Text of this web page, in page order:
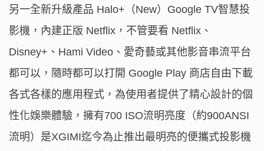
另一全新升級產品 Halo+（New）Google TV智慧投
影機，內建正版 Netflix，不管要看 Netflix、
Disney+、Hami Video、愛奇藝或其他影音串流平台
都可以，隨時都可以打開 Google Play 商店自由下載
各式各樣的應用程式，為使用者提供了精心設計的個
性化娛樂體驗，擁有700 ISO流明亮度（約900ANSI
流明）是XGIMI迄今為止推出最明亮的便攜式投影機